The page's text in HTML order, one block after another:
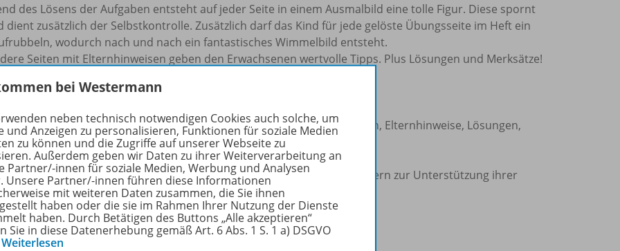
des Lösens der Aufgaben entsteht auf jeder Seite in einem Ausmalbild eine tolle Figur. Diese spornt
dient zusätzlich der Selbstkontrolle. Zusätzlich darf das Kind für jede gelöste Übungsseite im Heft ein
wodurch nach und nach ein fantastisches Wimmelbild entsteht.
Seiten mit Elternhinweisen geben den Erwachsenen wertvolle Tipps. Plus Lösungen und Merksätze!
Auf dem Sportplatz
27 Übungsseiten A4, Ausmalbilder zur Selbstkontrolle, 2 Lernkontrollen, Elternhinweise, Lösungen,
1 Wimmelbild mit Rubbelfeldern.
für:individuelle Förderung, Regelklassen, Kleingruppen, ideal für Eltern zur Unterstützung ihrer
zu Hause.
Sie mehr über die Reihe
bei Westermann
neben technisch notwendigen Cookies auch solche, um
und Anzeigen zu personalisieren, Funktionen für soziale Medien
zu können und die Zugriffe auf unserer Webseite zu
Außerdem geben wir Daten zu ihrer Weiterverarbeitung an
Partner/-innen für soziale Medien, Werbung und Analysen
Unsere Partner/-innen führen diese Informationen
mit weiteren Daten zusammen, die Sie ihnen
haben oder die sie im Rahmen Ihrer Nutzung der Dienste
haben. Durch Betätigen des Buttons „Alle akzeptieren“
Sie in diese Datenerhebung gemäß Art. 6 Abs. 1 S. 1 a) DSGVO
Weiterlesen